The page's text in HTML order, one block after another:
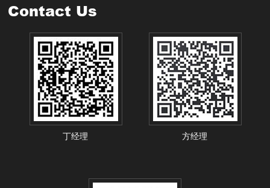
Contact Us
丁经理 方经理